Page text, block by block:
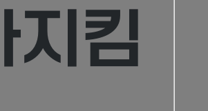
지킴